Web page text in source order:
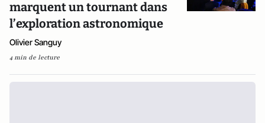
marquent un tournant dans
l’exploration astronomique
Olivier Sanguy
4 min de lecture